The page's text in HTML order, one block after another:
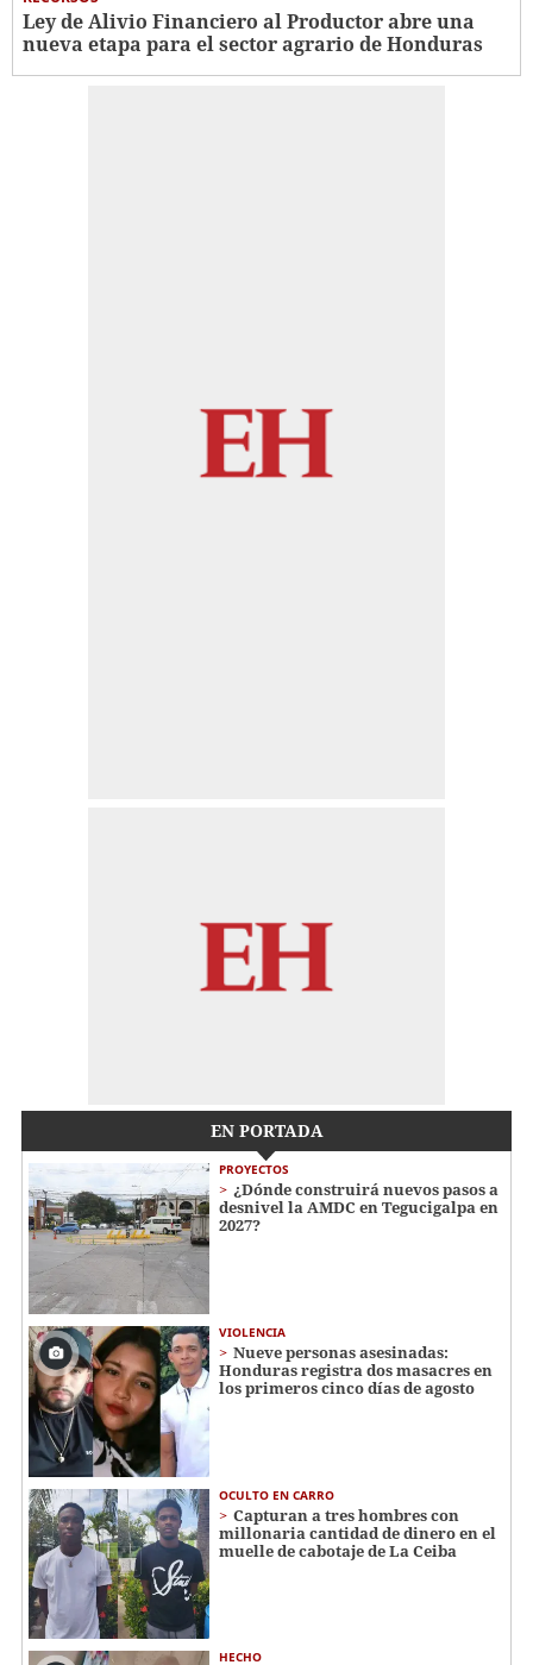
Ley de Alivio Financiero al Productor abre una
nueva etapa para el sector agrario de Honduras
EN PORTADA
PROYECTOS
¿Dónde construirá nuevos pasos a
desnivel la AMDC en Tegucigalpa en
2027?
VIOLENCIA
Nueve personas asesinadas:
Honduras registra dos masacres en
los primeros cinco días de agosto
OCULTO EN CARRO
Capturan a tres hombres con
millonaria cantidad de dinero en el
muelle de cabotaje de La Ceiba
HECHO